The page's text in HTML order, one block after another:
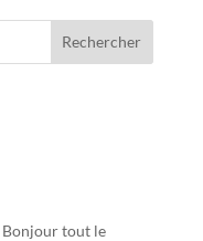
Bonjour tout le